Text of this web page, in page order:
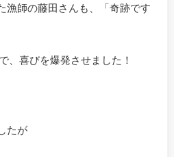
漁師の藤田さんも、「奇跡です
、喜びを爆発させました！
たが